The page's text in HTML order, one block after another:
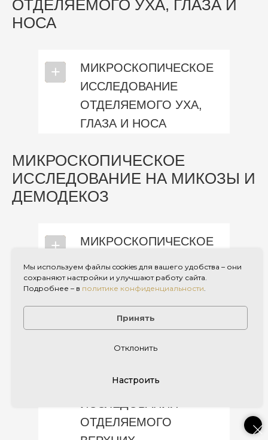
ОТДЕЛЯЕМОГО УХА, ГЛАЗА И
НОСА
МИКРОСКОПИЧЕСКОЕ
ИССЛЕДОВАНИЕ
ОТДЕЛЯЕМОГО УХА,
ГЛАЗА И НОСА
⎯
+
МИКРОСКОПИЧЕСКОЕ
ИССЛЕДОВАНИЕ НА МИКОЗЫ И
ДЕМОДЕКОЗ
МИКРОСКОПИЧЕСКОЕ
МИКОЗЫ И
⎯
+
МИКРОБИОЛОГИЧЕСКИЕ
МИКРОБИОЛОГИЧЕСКИЕ
ОТДЕЛЯЕМОГО
Мы используем файлы cookies для вашего удобства – они
сохраняют настройки и улучшают работу сайта.
Подробнее – в политике конфиденциальности.
Принять
Отклонить
Настроить